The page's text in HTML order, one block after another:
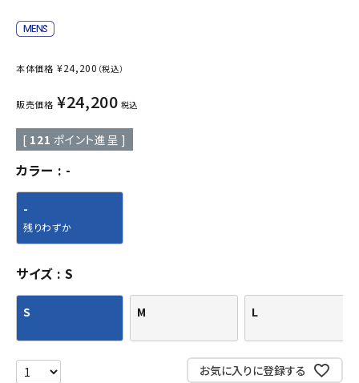
本体価格 ¥24,200 （税込）
販売価格 ¥24,200 税込
[ 121 ポイント進呈 ]
カラー -
-
残りわずか
サイズ S
S M L
お気に入りに登録する